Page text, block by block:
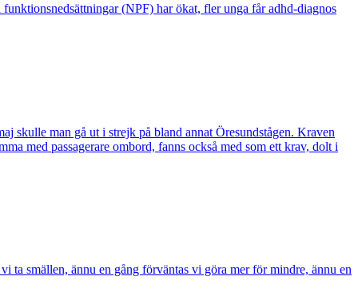
(NPF) har ökat, fler unga får adhd-diagnos
skulle man gå ut i strejk på bland annat Öresundstågen. Kraven
med passagerare ombord, fanns också med som ett krav, dolt i
ta smällen, ännu en gång förväntas vi göra mer för mindre, ännu en